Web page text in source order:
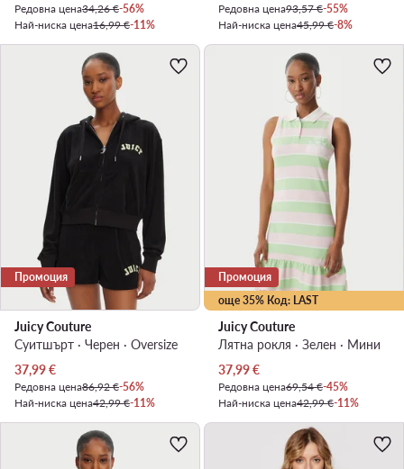
Редовна цена34,26 €-56%
Най-ниска цена16,99 €-11%
Редовна цена93,57 €-55%
Най-ниска цена45,99 €-8%
Промоция
Juicy Couture
Суитшърт · Черен · Oversize
Актуална цена
37,99€
Редовна цена86,92 €-56%
Най-ниска цена42,99 €-11%
още 35% Код: LAST
Промоция
Juicy Couture
Лятна рокля · Зелен · Мини
Актуална цена
37,99€
Редовна цена69,54 €-45%
Най-ниска цена42,99 €-11%